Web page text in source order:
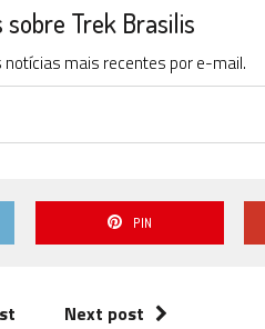
DOCUMENTAL DE STAR TREK , CHEGA EM 8 DE
sobre Trek Brasilis
mais recentes por e-mail.
PIN
Next post